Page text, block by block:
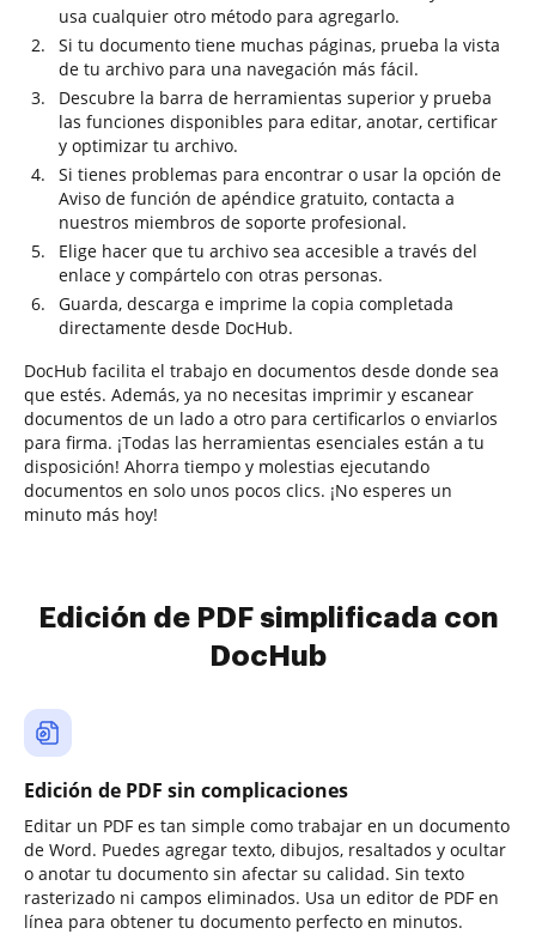
usa cualquier otro método para agregarlo.
Si tu documento tiene muchas páginas, prueba la vista
de tu archivo para una navegación más fácil.
Descubre la barra de herramientas superior y prueba
las funciones disponibles para editar, anotar, certificar
y optimizar tu archivo.
Si tienes problemas para encontrar o usar la opción de
Aviso de función de apéndice gratuito, contacta a
nuestros miembros de soporte profesional.
Elige hacer que tu archivo sea accesible a través del
enlace y compártelo con otras personas.
Guarda, descarga e imprime la copia completada
directamente desde DocHub.
DocHub facilita el trabajo en documentos desde donde sea
que estés. Además, ya no necesitas imprimir y escanear
documentos de un lado a otro para certificarlos o enviarlos
para firma. ¡Todas las herramientas esenciales están a tu
disposición! Ahorra tiempo y molestias ejecutando
documentos en solo unos pocos clics. ¡No esperes un
minuto más hoy!
Edición de PDF simplificada con
DocHub
Edición de PDF sin complicaciones
Editar un PDF es tan simple como trabajar en un documento
de Word. Puedes agregar texto, dibujos, resaltados y ocultar
o anotar tu documento sin afectar su calidad. Sin texto
rasterizado ni campos eliminados. Usa un editor de PDF en
línea para obtener tu documento perfecto en minutos.